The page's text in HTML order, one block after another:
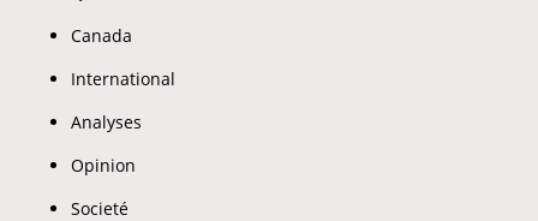
Canada
International
Analyses
Opinion
Societé